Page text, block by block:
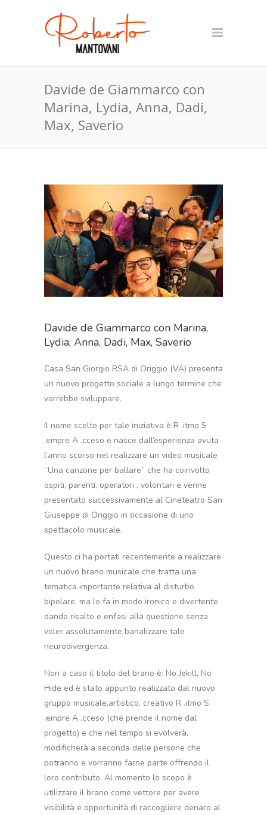
Davide de Giammarco con
Marina, Lydia, Anna, Dadi,
Max, Saverio
Davide de Giammarco con Marina,
Lydia, Anna, Dadi, Max, Saverio
Casa San Giorgio RSA di Origgio (VA) presenta
un nuovo progetto sociale a lungo termine che
vorrebbe sviluppare.
Il nome scelto per tale iniziativa è R .itmo S
.empre A .cceso e nasce dall’esperienza avuta
l’anno scorso nel realizzare un video musicale
“Una canzone per ballare” che ha coinvolto
ospiti, parenti, operatori , volontari e venne
presentato successivamente al Cineteatro San
Giuseppe di Origgio in occasione di uno
spettacolo musicale.
Questo ci ha portati recentemente a realizzare
un nuovo brano musicale che tratta una
tematica importante relativa al disturbo
bipolare, ma lo fa in modo ironico e divertente
dando risalto e enfasi alla questione senza
voler assolutamente banalizzare tale
neurodivergenza.
Non a caso il titolo del brano è: No Jekill, No
Hide ed è stato appunto realizzato dal nuovo
gruppo musicale,artistico, creativo R .itmo S
.empre A .cceso (che prende il nome dal
progetto) e che nel tempo si evolverà,
modificherà a seconda delle persone che
potranno e vorranno farne parte offrendo il
loro contributo. Al momento lo scopo è
utilizzare il brano come vettore per avere
visibilità e opportunità di raccogliere denaro al